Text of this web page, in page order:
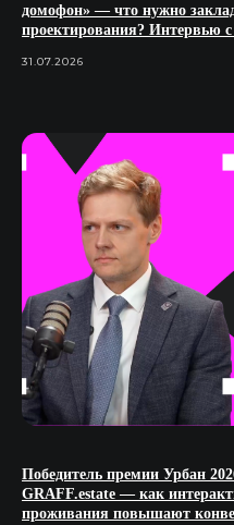
домофон» — что нужно
проектирования? Интервью
31.07.2026
Победитель премии Урбан
GRAFF.estate — как
проживания повышают